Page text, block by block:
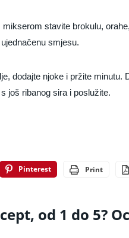
stavite brokulu,
smjesu.
dodajte njoke i pržite
još ribanog sira i poslužite.
Pinterest Print
od 1 do 5?